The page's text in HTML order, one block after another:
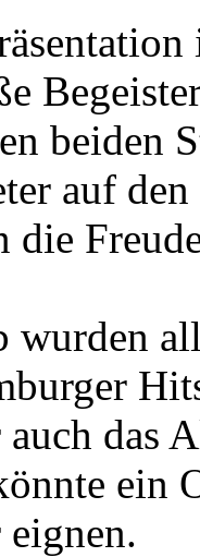
beiden
auf
wurden
auch das
ein